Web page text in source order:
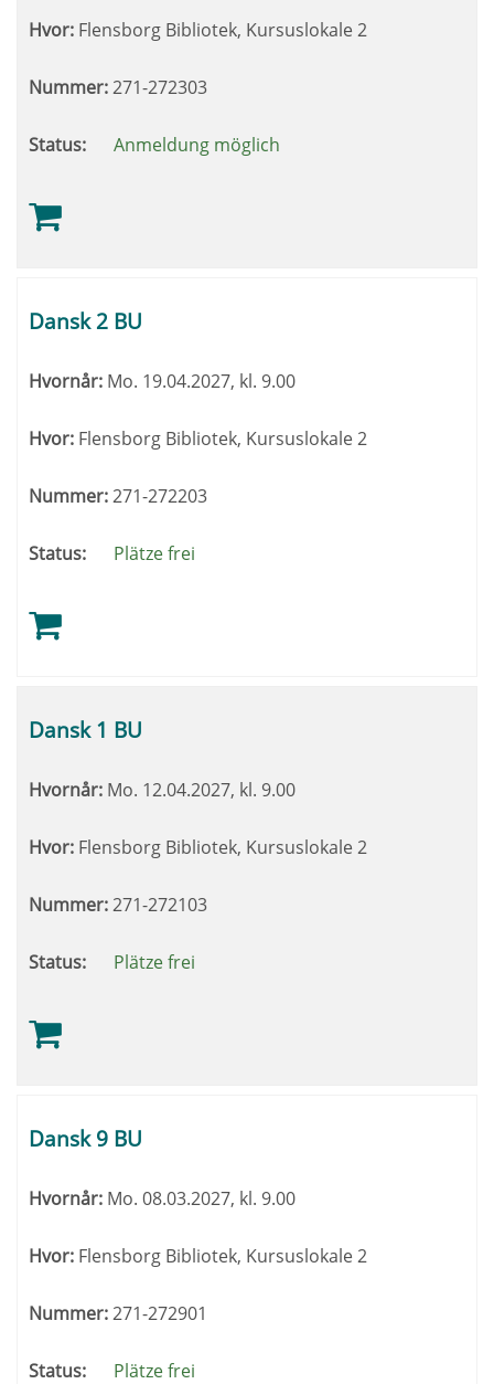
Hvor: Flensborg Bibliotek, Kursuslokale 2
Nummer:271-272303
Status: Anmeldung möglich
Dansk 2 BU
Hvornår: Mo. 19.04.2027, kl. 9.00
Hvor: Flensborg Bibliotek, Kursuslokale 2
Nummer:271-272203
Status: Plätze frei
Dansk 1 BU
Hvornår: Mo. 12.04.2027, kl. 9.00
Hvor: Flensborg Bibliotek, Kursuslokale 2
Nummer:271-272103
Status: Plätze frei
Dansk 9 BU
Hvornår: Mo. 08.03.2027, kl. 9.00
Hvor: Flensborg Bibliotek, Kursuslokale 2
Nummer:271-272901
Status: Plätze frei